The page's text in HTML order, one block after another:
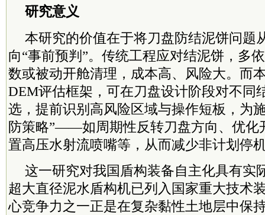
研究意义
本研究的价值在于将刀盘防结泥饼问题
向“事前预判”。传统工程应对结泥饼，多
数或被动开舱清理，成本高、风险大。而
DEM评估框架，可在刀盘设计阶段对不同
选，提前识别高风险区域与操作短板，为
防策略”——如周期性反转刀盘方向、优化
置高压水射流喷嘴等，从而减少非计划停
这一研究对我国盾构装备自主化具有实
超大直径泥水盾构机已列入国家重大技术
心竞争力之一正是在复杂黏性土地层中保